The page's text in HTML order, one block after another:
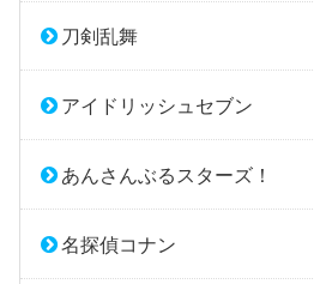
刀剣乱舞
アイドリッシュセブン
あんさんぶるスターズ！
名探偵コナン